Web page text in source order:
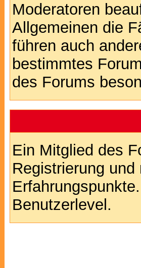
Moderatoren
Allgemeinen die
führen auch
bestimmtes
des Forums
Ein Mitglied des
Registrierung
Benutzerlevel.